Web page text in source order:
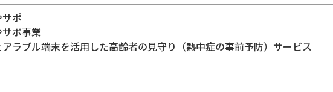
ポ
ポ事業
ブル端末を活用した高齢者の見守り（熱中症の事前予防）サービス